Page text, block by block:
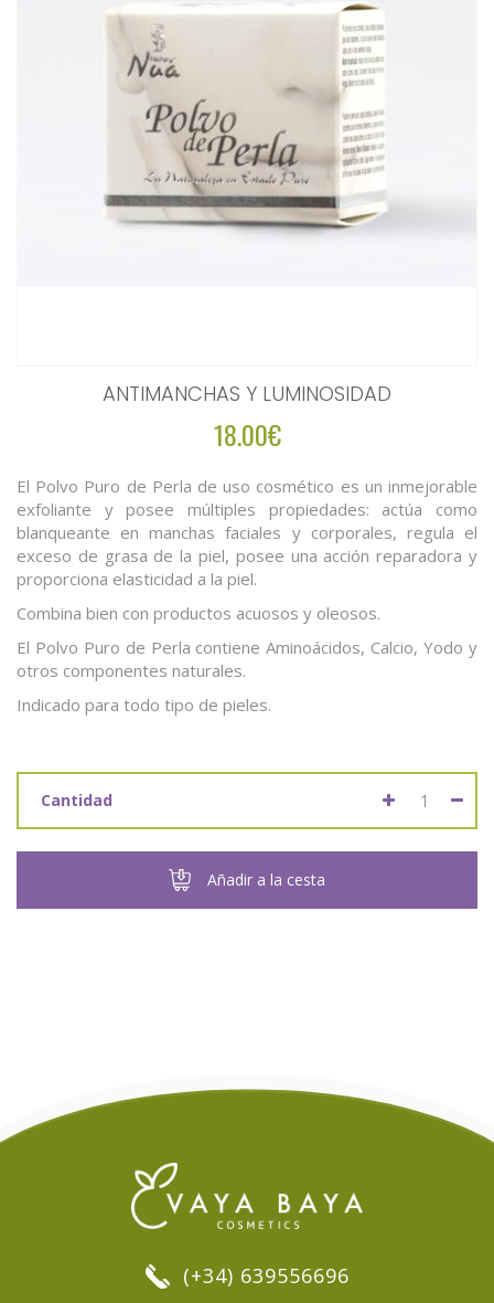
ANTIMANCHAS Y LUMINOSIDAD
18.00€
El Polvo Puro de Perla de uso cosmético es un inmejorable
exfoliante y posee múltiples propiedades: actúa como
blanqueante en manchas faciales y corporales, regula el
exceso de grasa de la piel, posee una acción reparadora y
proporciona elasticidad a la piel.
Combina bien con productos acuosos y oleosos.
El Polvo Puro de Perla contiene Aminoácidos, Calcio, Yodo y
otros componentes naturales.
Indicado para todo tipo de pieles.
Cantidad
Añadir a la cesta
(+34) 639556696